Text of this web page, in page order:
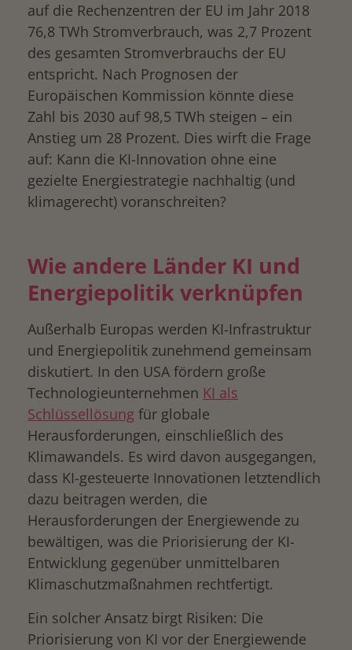
auf die Rechenzentren der EU im Jahr 2018
76,8 TWh Stromverbrauch, was 2,7 Prozent
des gesamten Stromverbrauchs der EU
entspricht. Nach Prognosen der
Europäischen Kommission könnte diese
Zahl bis 2030 auf 98,5 TWh steigen – ein
Anstieg um 28 Prozent. Dies wirft die Frage
auf: Kann die KI-Innovation ohne eine
gezielte Energiestrategie nachhaltig (und
klimagerecht) voranschreiten?
Wie andere Länder KI und
Energiepolitik verknüpfen
Außerhalb Europas werden KI-Infrastruktur
und Energiepolitik zunehmend gemeinsam
diskutiert. In den USA fördern große
Technologieunternehmen KI als
Schlüssellösung für globale
Herausforderungen, einschließlich des
Klimawandels. Es wird davon ausgegangen,
dass KI-gesteuerte Innovationen letztendlich
dazu beitragen werden, die
Herausforderungen der Energiewende zu
bewältigen, was die Priorisierung der KI-
Entwicklung gegenüber unmittelbaren
Klimaschutzmaßnahmen rechtfertigt.
Ein solcher Ansatz birgt Risiken: Die
Priorisierung von KI vor der Energiewende
drucken